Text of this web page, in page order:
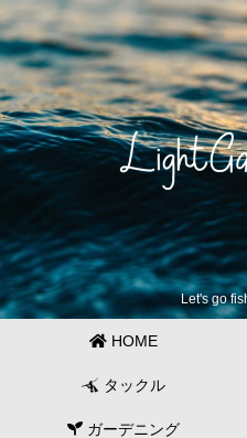
Let's go
HOME
タックル
ガーデニング